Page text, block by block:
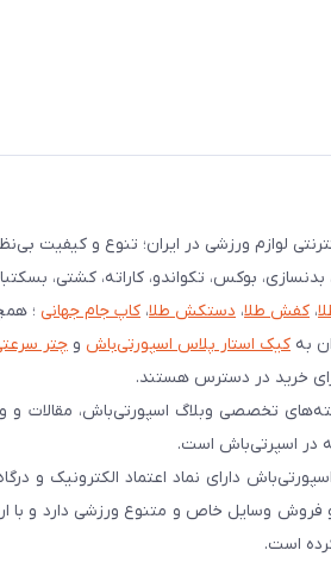
لوازم ورزشی در ایران؛ تنوع و
بدنسازی، بوکس، تکواندو، کاراته، کشتی،
، کفش طلا، دستکش طلا، کاپ جام جهانی ؛
به کیک استار پلاس اسپورتی‌باش و چتر
خرید در دسترس هستند.
تخصصی وبلاگ اسپورتی‌باش، مقالات و
در اسپرتی‌باش است.
فروش وسایل خاص و متنوع ورزشی دارد و با
است.